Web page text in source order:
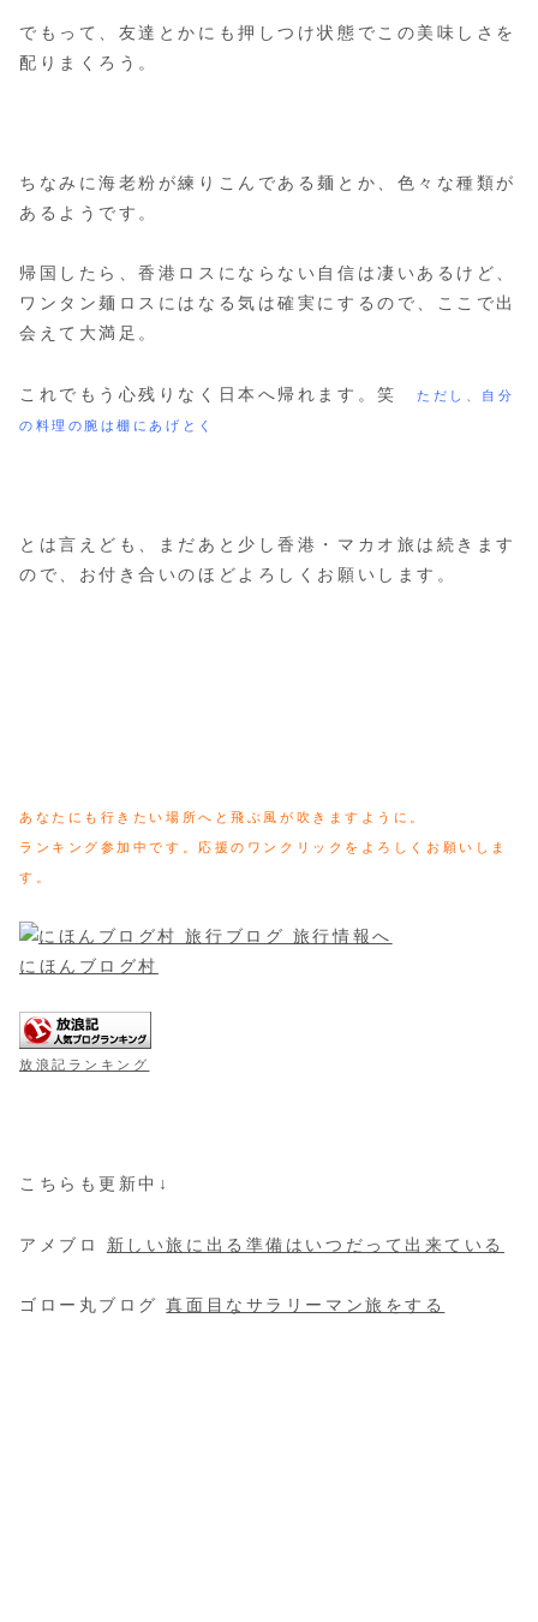
でもって、友達とかにも押しつけ状態でこの美味しさを
配りまくろう。
ちなみに海老粉が練りこんである麺とか、色々な種類が
あるようです。
帰国したら、香港ロスにならない自信は凄いあるけど、
ワンタン麺ロスにはなる気は確実にするので、ここで出
会えて大満足。
これでもう心残りなく日本へ帰れます。笑ただし、自分
の料理の腕は棚にあげとく
とは言えども、まだあと少し香港・マカオ旅は続きます
ので、お付き合いのほどよろしくお願いします。
あなたにも行きたい場所へと飛ぶ風が吹きますように。
ランキング参加中です。応援のワンクリックをよろしくお願いしま
す。
にほんブログ村
放浪記ランキング
こちらも更新中↓
アメブロ 新しい旅に出る準備はいつだって出来ている
ゴロー丸ブログ真面目なサラリーマン旅をする